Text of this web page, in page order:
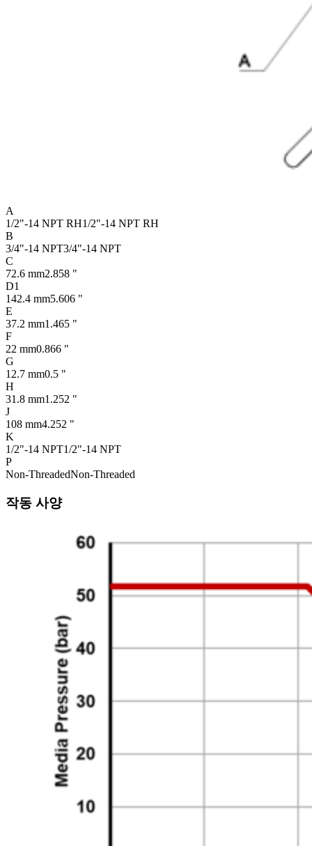
A
1/2"-14 NPT RH1/2"-14 NPT RH
B
3/4"-14 NPT3/4"-14 NPT
C
72.6 mm2.858 "
D1
142.4 mm5.606 "
E
37.2 mm1.465 "
F
22 mm0.866 "
G
12.7 mm0.5 "
H
31.8 mm1.252 "
J
108 mm4.252 "
K
1/2"-14 NPT1/2"-14 NPT
P
Non-ThreadedNon-Threaded
작동 사양